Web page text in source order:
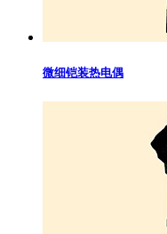
微细铠装热电偶